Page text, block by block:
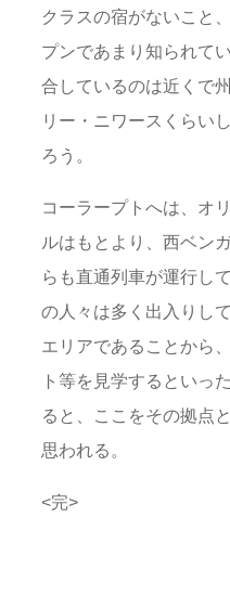
クラスの宿がないこと
プンであまり知られて
合しているのは近くで
リー・ニワースくらい
ろう。
コーラープトへは、オ
ルはもとより、西ベン
らも直通列車が運行し
の人々は多く出入りし
エリアであることから
ト等を見学するといっ
ると、ここをその拠点
思われる。
<完>